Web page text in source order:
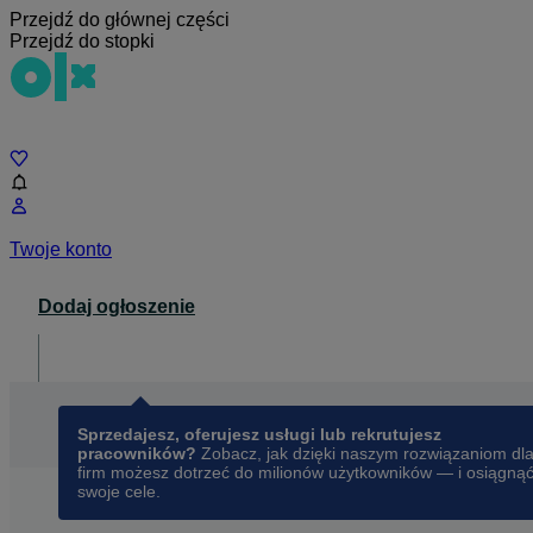
Przejdź do głównej części
Przejdź do stopki
Twoje konto
Dodaj ogłoszenie
Sprzedajesz, oferujesz usługi lub rekrutujesz
pracowników? Zobacz, jak dzięki naszym rozwiązaniom dla
firm możesz dotrzeć do milionów użytkowników — i osiągnąć
swoje cele.